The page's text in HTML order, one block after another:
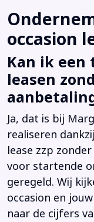
occasion
Kan ik een
leasen
Ja, dat is bij
realiseren
lease zzp
voor startende
geregeld. Wij
occasion en
naar de cijfers